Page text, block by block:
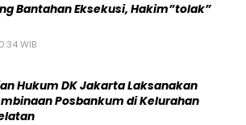
Bantahan Eksekusi, Hakim”tolak”
WIB
Hukum DK Jakarta Laksanakan
Posbankum di Kelurahan